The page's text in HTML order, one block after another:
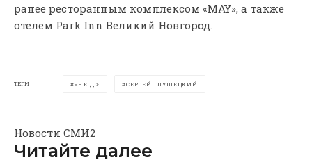
ранее ресторанным комплексом «MAY», а также
отелем Park Inn Великий Новгород.
ТЕГИ «Р.Е.Д.» СЕРГЕЙ ГЛУШЕЦКИЙ
Новости СМИ2
Читайте далее